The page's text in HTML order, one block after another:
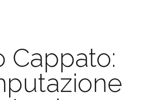
Cappato: